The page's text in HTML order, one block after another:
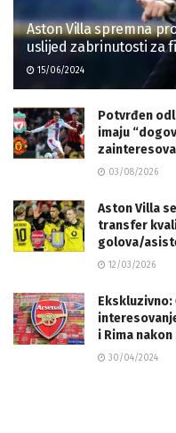
Aston Villa spremna
uslijed zabrinutosti za
15/06/2024
Potvrđen
imaju
03/08/2026
Aston Villa
transfer
golova/
12/03/2026
Ekskluzivno:
i Rima
30/04/2024